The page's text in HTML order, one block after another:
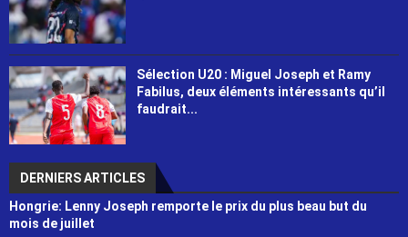
Sélection U20 : Miguel Joseph et Ramy
Fabilus, deux éléments intéressants qu’il
faudrait...
DERNIERS ARTICLES
Hongrie: Lenny Joseph remporte le prix du plus beau but du
mois de juillet